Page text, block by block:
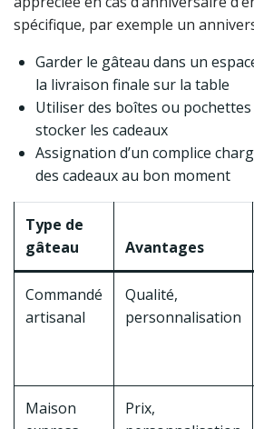
spécifique, par exemple un
Garder le gâteau dans un
la livraison finale sur la table
Utiliser des boîtes ou
stocker les cadeaux
Assignation d’un complice
des cadeaux au bon moment
Type de
gâteau
Avantages
Commandé
artisanal
Qualité,
personnalisation
Maison
Prix,